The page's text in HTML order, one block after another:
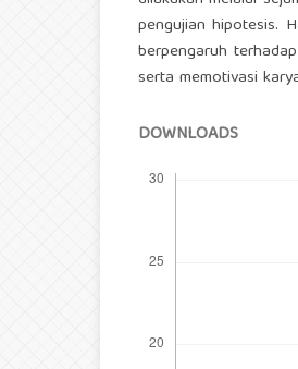
pengujian hipotesis.
berpengaruh
serta memotivasi
DOWNLOADS